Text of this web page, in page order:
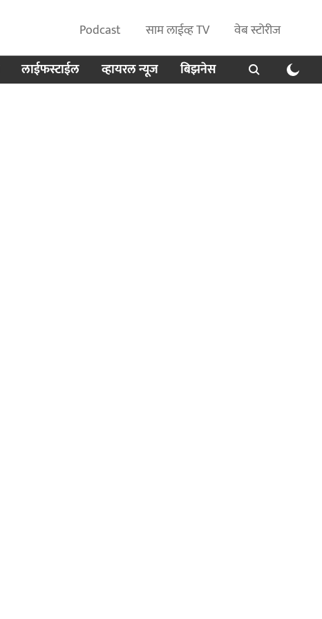
Podcast साम लाईव्ह TV
वेब स्टोरीज
लाईफस्टाईल व्हायरल न्यूज बिझनेस